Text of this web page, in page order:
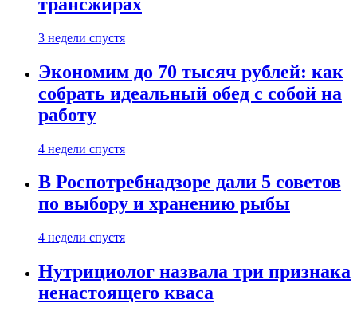
3 недели спустя
Экономим до 70 тысяч рублей: как
собрать идеальный обед с собой на
работу
4 недели спустя
В Роспотребнадзоре дали 5 советов
по выбору и хранению рыбы
4 недели спустя
Нутрициолог назвала три признака
ненастоящего кваса